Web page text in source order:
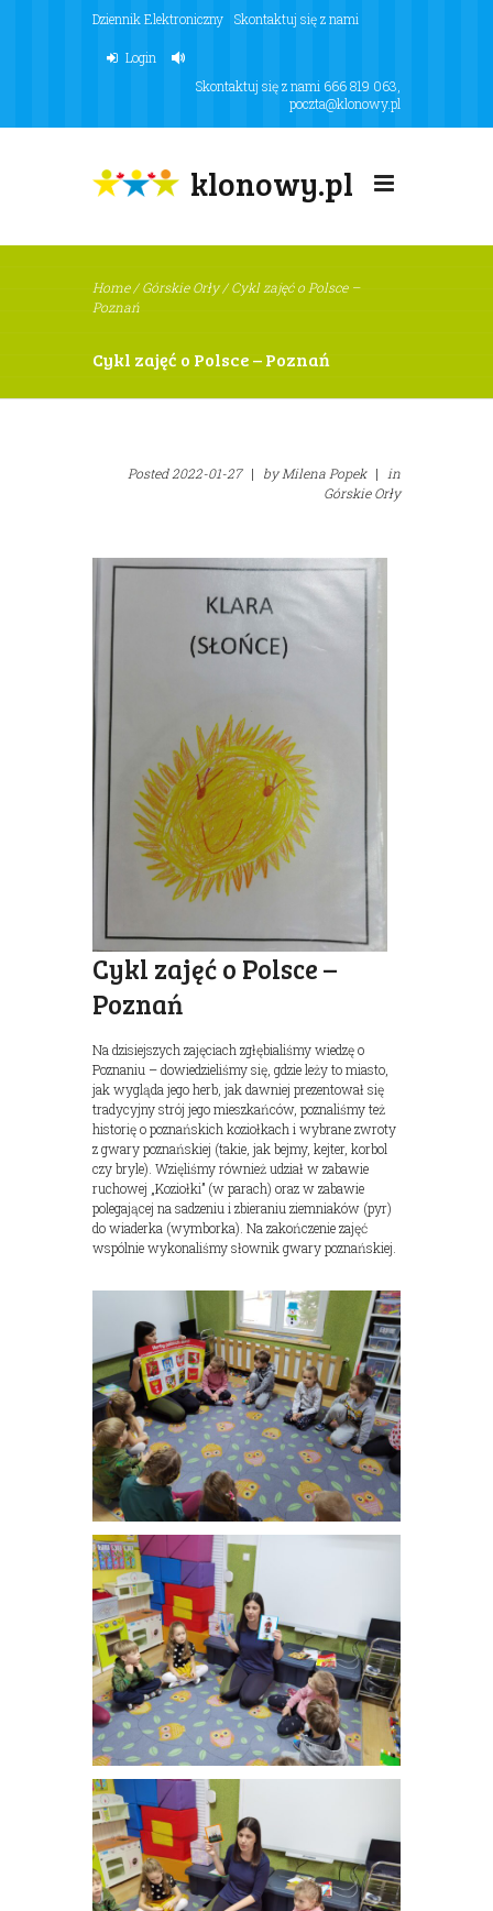
Dziennik Elektroniczny Skontaktuj się z nami
Login
Skontaktuj się z nami 666 819 063
poczta@klonowy.pl
klonowy.pl
Home/Górskie Orły/Cykl zajęć o Polsce –
Poznań
Cykl zajęć o Polsce – Poznań
Posted2022-01-27 | byMilena Popek | in
Górskie Orły
Cykl zajęć o Polsce –
Poznań
Na dzisiejszych zajęciach zgłębialiśmy wiedzę o
Poznaniu – dowiedzieliśmy się, gdzie leży to miasto,
jak wygląda jego herb, jak dawniej prezentował się
tradycyjny strój jego mieszkańców, poznaliśmy też
historię o poznańskich koziołkach i wybrane zwroty
z gwary poznańskiej (takie, jak bejmy, kejter, korbol
czy bryle). Wzięliśmy również udział w zabawie
ruchowej „Koziołki” (w parach) oraz w zabawie
polegającej na sadzeniu i zbieraniu ziemniaków (pyr)
do wiaderka (wymborka). Na zakończenie zajęć
wspólnie wykonaliśmy słownik gwary poznańskiej.